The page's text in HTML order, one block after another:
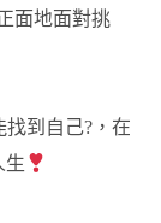
面地面對挑
找到自己?，在
生